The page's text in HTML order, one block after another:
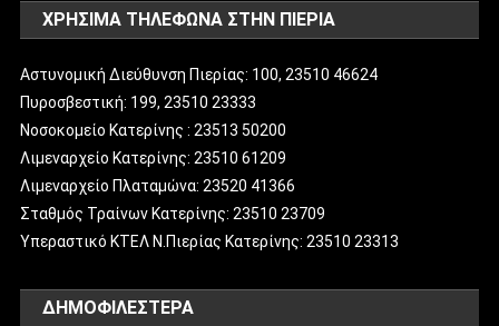
ΧΡΗΣΙΜΑ ΤΗΛΕΦΩΝΑ ΣΤΗΝ ΠΙΕΡΙΑ
Αστυνομική Διεύθυνση Πιερίας: 100, 23510 46624
Πυροσβεστική: 199, 23510 23333
Νοσοκομείο Κατερίνης : 23513 50200
Λιμεναρχείο Κατερίνης: 23510 61209
Λιμεναρχείο Πλαταμώνα: 23520 41366
Σταθμός Τραίνων Κατερίνης: 23510 23709
Υπεραστικό ΚΤΕΛ Ν.Πιερίας Κατερίνης: 23510 23313
ΔΗΜΟΦΙΛΈΣΤΕΡΑ